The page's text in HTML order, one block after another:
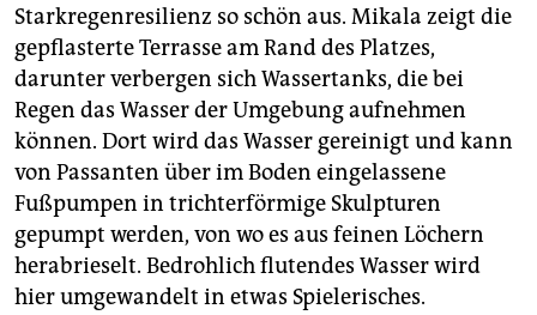
Starkregenresilienz so schön aus. Mikala zeigt die
gepflasterte Terrasse am Rand des Platzes,
darunter verbergen sich Wassertanks, die bei
Regen das Wasser der Umgebung aufnehmen
können. Dort wird das Wasser gereinigt und kann
von Passanten über im Boden eingelassene
Fußpumpen in trichterförmige Skulpturen
gepumpt werden, von wo es aus feinen Löchern
herabrieselt. Bedrohlich flutendes Wasser wird
hier umgewandelt in etwas Spielerisches.